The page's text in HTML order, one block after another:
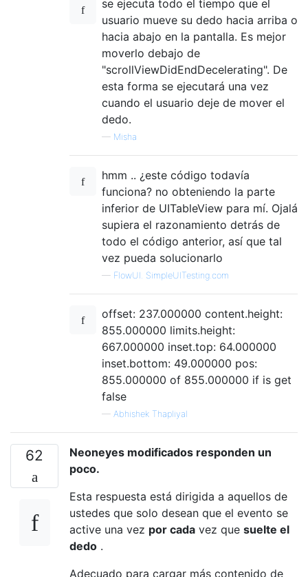
se ejecuta todo el tiempo que el
usuario mueve su dedo hacia arriba o
hacia abajo en la pantalla. Es mejor
moverlo debajo de
"scrollViewDidEndDecelerating". De
esta forma se ejecutará una vez
cuando el usuario deje de mover el
dedo.
— Misha
hmm .. ¿este código todavía
funciona? no obteniendo la parte
inferior de UITableView para mí. Ojalá
supiera el razonamiento detrás de
todo el código anterior, así que tal
vez pueda solucionarlo
— FlowUI. SimpleUITesting.com
offset: 237.000000 content.height:
855.000000 limits.height:
667.000000 inset.top: 64.000000
inset.bottom: 49.000000 pos:
855.000000 of 855.000000 if is get
false
— Abhishek Thapliyal
62
Neoneyes modificados responden un
poco.
Esta respuesta está dirigida a aquellos de
ustedes que solo desean que el evento se
active una vez por cada vez que suelte el
dedo .
Adecuado para cargar más contenido de